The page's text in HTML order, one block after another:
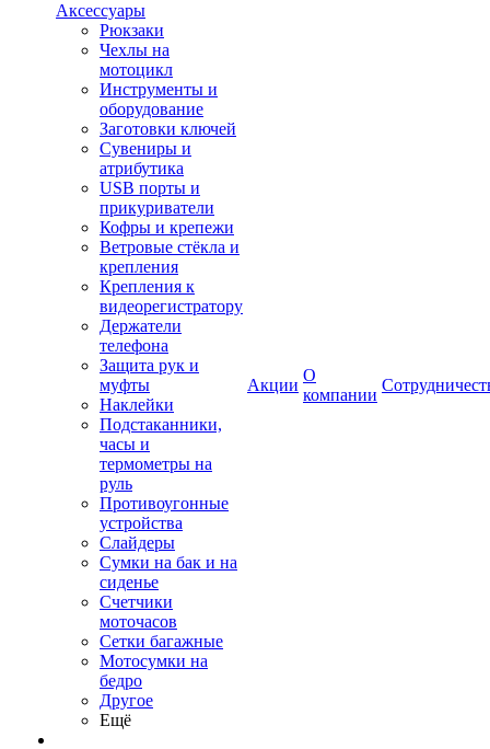
Аксессуары
Рюкзаки
Чехлы на
мотоцикл
Инструменты и
оборудование
Заготовки ключей
Сувениры и
атрибутика
USB порты и
прикуриватели
Кофры и крепежи
Ветровые стёкла и
крепления
Крепления к
видеорегистратору
Держатели
телефона
Защита рук и
муфты
Наклейки
Подстаканники,
часы и
термометры на
руль
Противоугонные
устройства
Слайдеры
Сумки на бак и на
сиденье
Счетчики
моточасов
Сетки багажные
Мотосумки на
бедро
Другое
Ещё
Акции
О
компании